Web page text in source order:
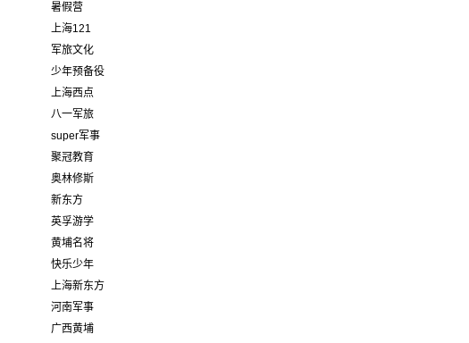
暑假营
上海121
军旅文化
少年预备役
上海西点
八一军旅
super军事
聚冠教育
奥林修斯
新东方
英孚游学
黄埔名将
快乐少年
上海新东方
河南军事
广西黄埔